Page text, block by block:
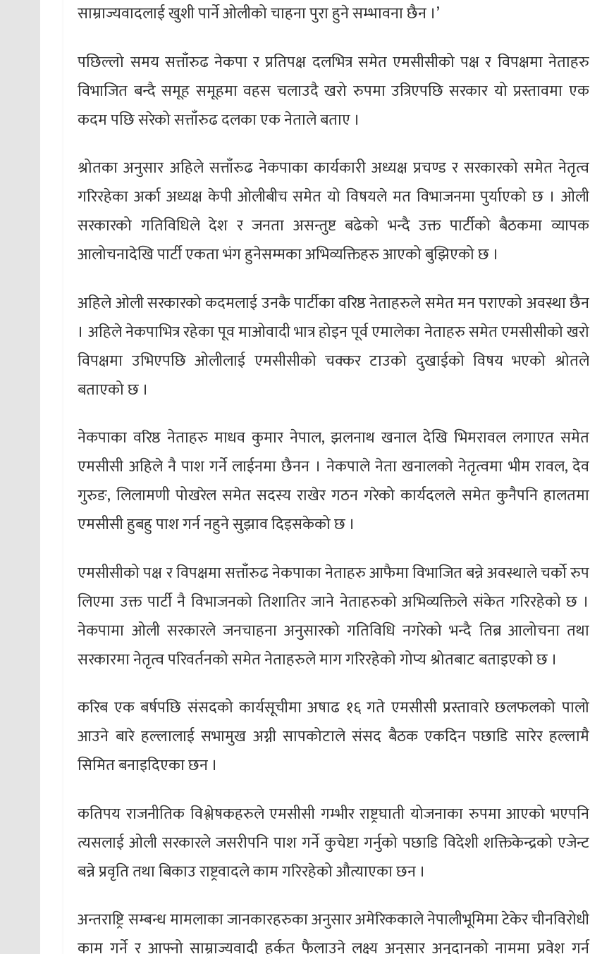
साम्राज्यवादलाई खुशी पार्ने ओलीको चाहना पुरा हुने सम्भावना छैन ।’
पछिल्लो समय सत्ताँरुढ नेकपा र प्रतिपक्ष दलभित्र समेत एमसीसीको पक्ष र विपक्षमा नेताहरु
विभाजित बन्दै समूह समूहमा वहस चलाउदै खरो रुपमा उत्रिएपछि सरकार यो प्रस्तावमा एक
कदम पछि सरेको सत्ताँरुढ दलका एक नेताले बताए ।
श्रोतका अनुसार अहिले सत्ताँरुढ नेकपाका कार्यकारी अध्यक्ष प्रचण्ड र सरकारको समेत नेतृत्व
गरिरहेका अर्का अध्यक्ष केपी ओलीबीच समेत यो विषयले मत विभाजनमा पुर्याएको छ । ओली
सरकारको गतिविधिले देश र जनता असन्तुष्ट बढेको भन्दै उक्त पार्टीको बैठकमा व्यापक
आलोचनादेखि पार्टी एकता भंग हुनेसम्मका अभिव्यक्तिहरु आएको बुझिएको छ ।
अहिले ओली सरकारको कदमलाई उनकै पार्टीका वरिष्ठ नेताहरुले समेत मन पराएको अवस्था छैन
। अहिले नेकपाभित्र रहेका पूव माओवादी भात्र होइन पूर्व एमालेका नेताहरु समेत एमसीसीको खरो
विपक्षमा उभिएपछि ओलीलाई एमसीसीको चक्कर टाउको दुखाईको विषय भएको श्रोतले
बताएको छ ।
नेकपाका वरिष्ठ नेताहरु माधव कुमार नेपाल, झलनाथ खनाल देखि भिमरावल लगाएत समेत
एमसीसी अहिले नै पाश गर्ने लाईनमा छैनन । नेकपाले नेता खनालको नेतृत्वमा भीम रावल, देव
गुरुङ, लिलामणी पोखरेल समेत सदस्य राखेर गठन गरेको कार्यदलले समेत कुनैपनि हालतमा
एमसीसी हुबहु पाश गर्न नहुने सुझाव दिइसकेको छ ।
एमसीसीको पक्ष र विपक्षमा सत्ताँरुढ नेकपाका नेताहरु आफैमा विभाजित बन्ने अवस्थाले चर्को रुप
लिएमा उक्त पार्टी नै विभाजनको तिशातिर जाने नेताहरुको अभिव्यक्तिले संकेत गरिरहेको छ ।
नेकपामा ओली सरकारले जनचाहना अनुसारको गतिविधि नगरेको भन्दै तिब्र आलोचना तथा
सरकारमा नेतृत्व परिवर्तनको समेत नेताहरुले माग गरिरहेको गोप्य श्रोतबाट बताइएको छ ।
करिब एक बर्षपछि संसदको कार्यसूचीमा अषाढ १६ गते एमसीसी प्रस्तावारे छलफलको पालो
आउने बारे हल्लालाई सभामुख अग्नी सापकोटाले संसद बैठक एकदिन पछाडि सारेर हल्लामै
सिमित बनाइदिएका छन ।
कतिपय राजनीतिक विश्लेषकहरुले एमसीसी गम्भीर राष्ट्रघाती योजनाका रुपमा आएको भएपनि
त्यसलाई ओली सरकारले जसरीपनि पाश गर्ने कुचेष्टा गर्नुको पछाडि विदेशी शक्तिकेन्द्रको एजेन्ट
बन्ने प्रवृति तथा बिकाउ राष्ट्रवादले काम गरिरहेको औत्याएका छन ।
अन्तराष्ट्रि सम्बन्ध मामलाका जानकारहरुका अनुसार अमेरिककाले नेपालीभूमिमा टेकेर चीनविरोधी
काम गर्ने र आफ्नो साम्राज्यवादी हर्कत फैलाउने लक्ष्य अनुसार अनुदानको नाममा प्रवेश गर्न